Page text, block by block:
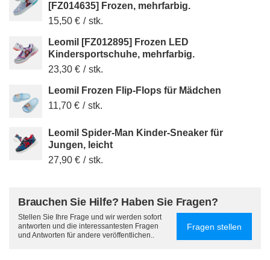
[FZ014635] Frozen, mehrfarbig.
15,50 € / stk.
Leomil [FZ012895] Frozen LED
Kindersportschuhe, mehrfarbig.
23,30 € / stk.
Leomil Frozen Flip-Flops für Mädchen
11,70 € / stk.
Leomil Spider-Man Kinder-Sneaker für
Jungen, leicht
27,90 € / stk.
Brauchen Sie Hilfe? Haben Sie Fragen?
Stellen Sie Ihre Frage und wir werden sofort
antworten und die interessantesten Fragen
und Antworten für andere veröffentlichen..
Fragen stellen